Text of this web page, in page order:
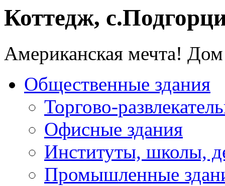
Коттедж,
Американская мечта!
Общественные здания
Торгово-
Офисные здания
Институты, школы,
Промышленные